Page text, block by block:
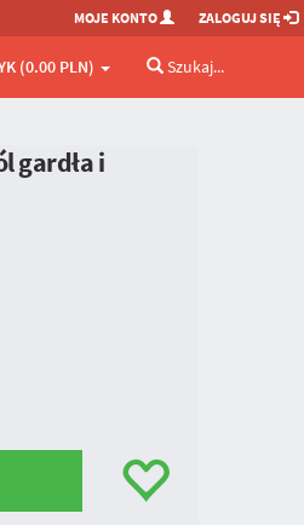
MOJE KONTO ZALOGUJ SIĘ
(0.00 PLN) Szukaj...
gardła i